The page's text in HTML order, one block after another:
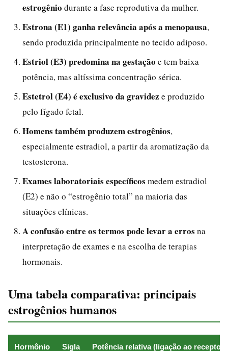
estrogênio durante a fase reprodutiva da mulher.
Estrona (E1) ganha relevância após a menopausa,
sendo produzida principalmente no tecido adiposo.
Estriol (E3) predomina na gestação e tem baixa
potência, mas altíssima concentração sérica.
Estetrol (E4) é exclusivo da gravidez e produzido
pelo fígado fetal.
Homens também produzem estrogênios,
especialmente estradiol, a partir da aromatização da
testosterona.
Exames laboratoriais específicos medem estradiol
(E2) e não o “estrogênio total” na maioria das
situações clínicas.
A confusão entre os termos pode levar a erros na
interpretação de exames e na escolha de terapias
hormonais.
Uma tabela comparativa: principais
estrogênios humanos
Hormônio Sigla Potência relativa (ligação ao receptor)